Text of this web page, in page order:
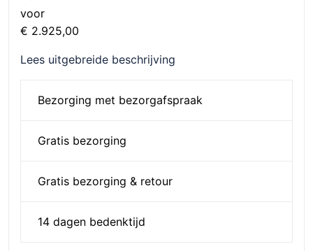
voor
€ 2.925,00
Lees uitgebreide beschrijving
Bezorging met bezorgafspraak
Gratis bezorging
Gratis bezorging & retour
14 dagen bedenktijd